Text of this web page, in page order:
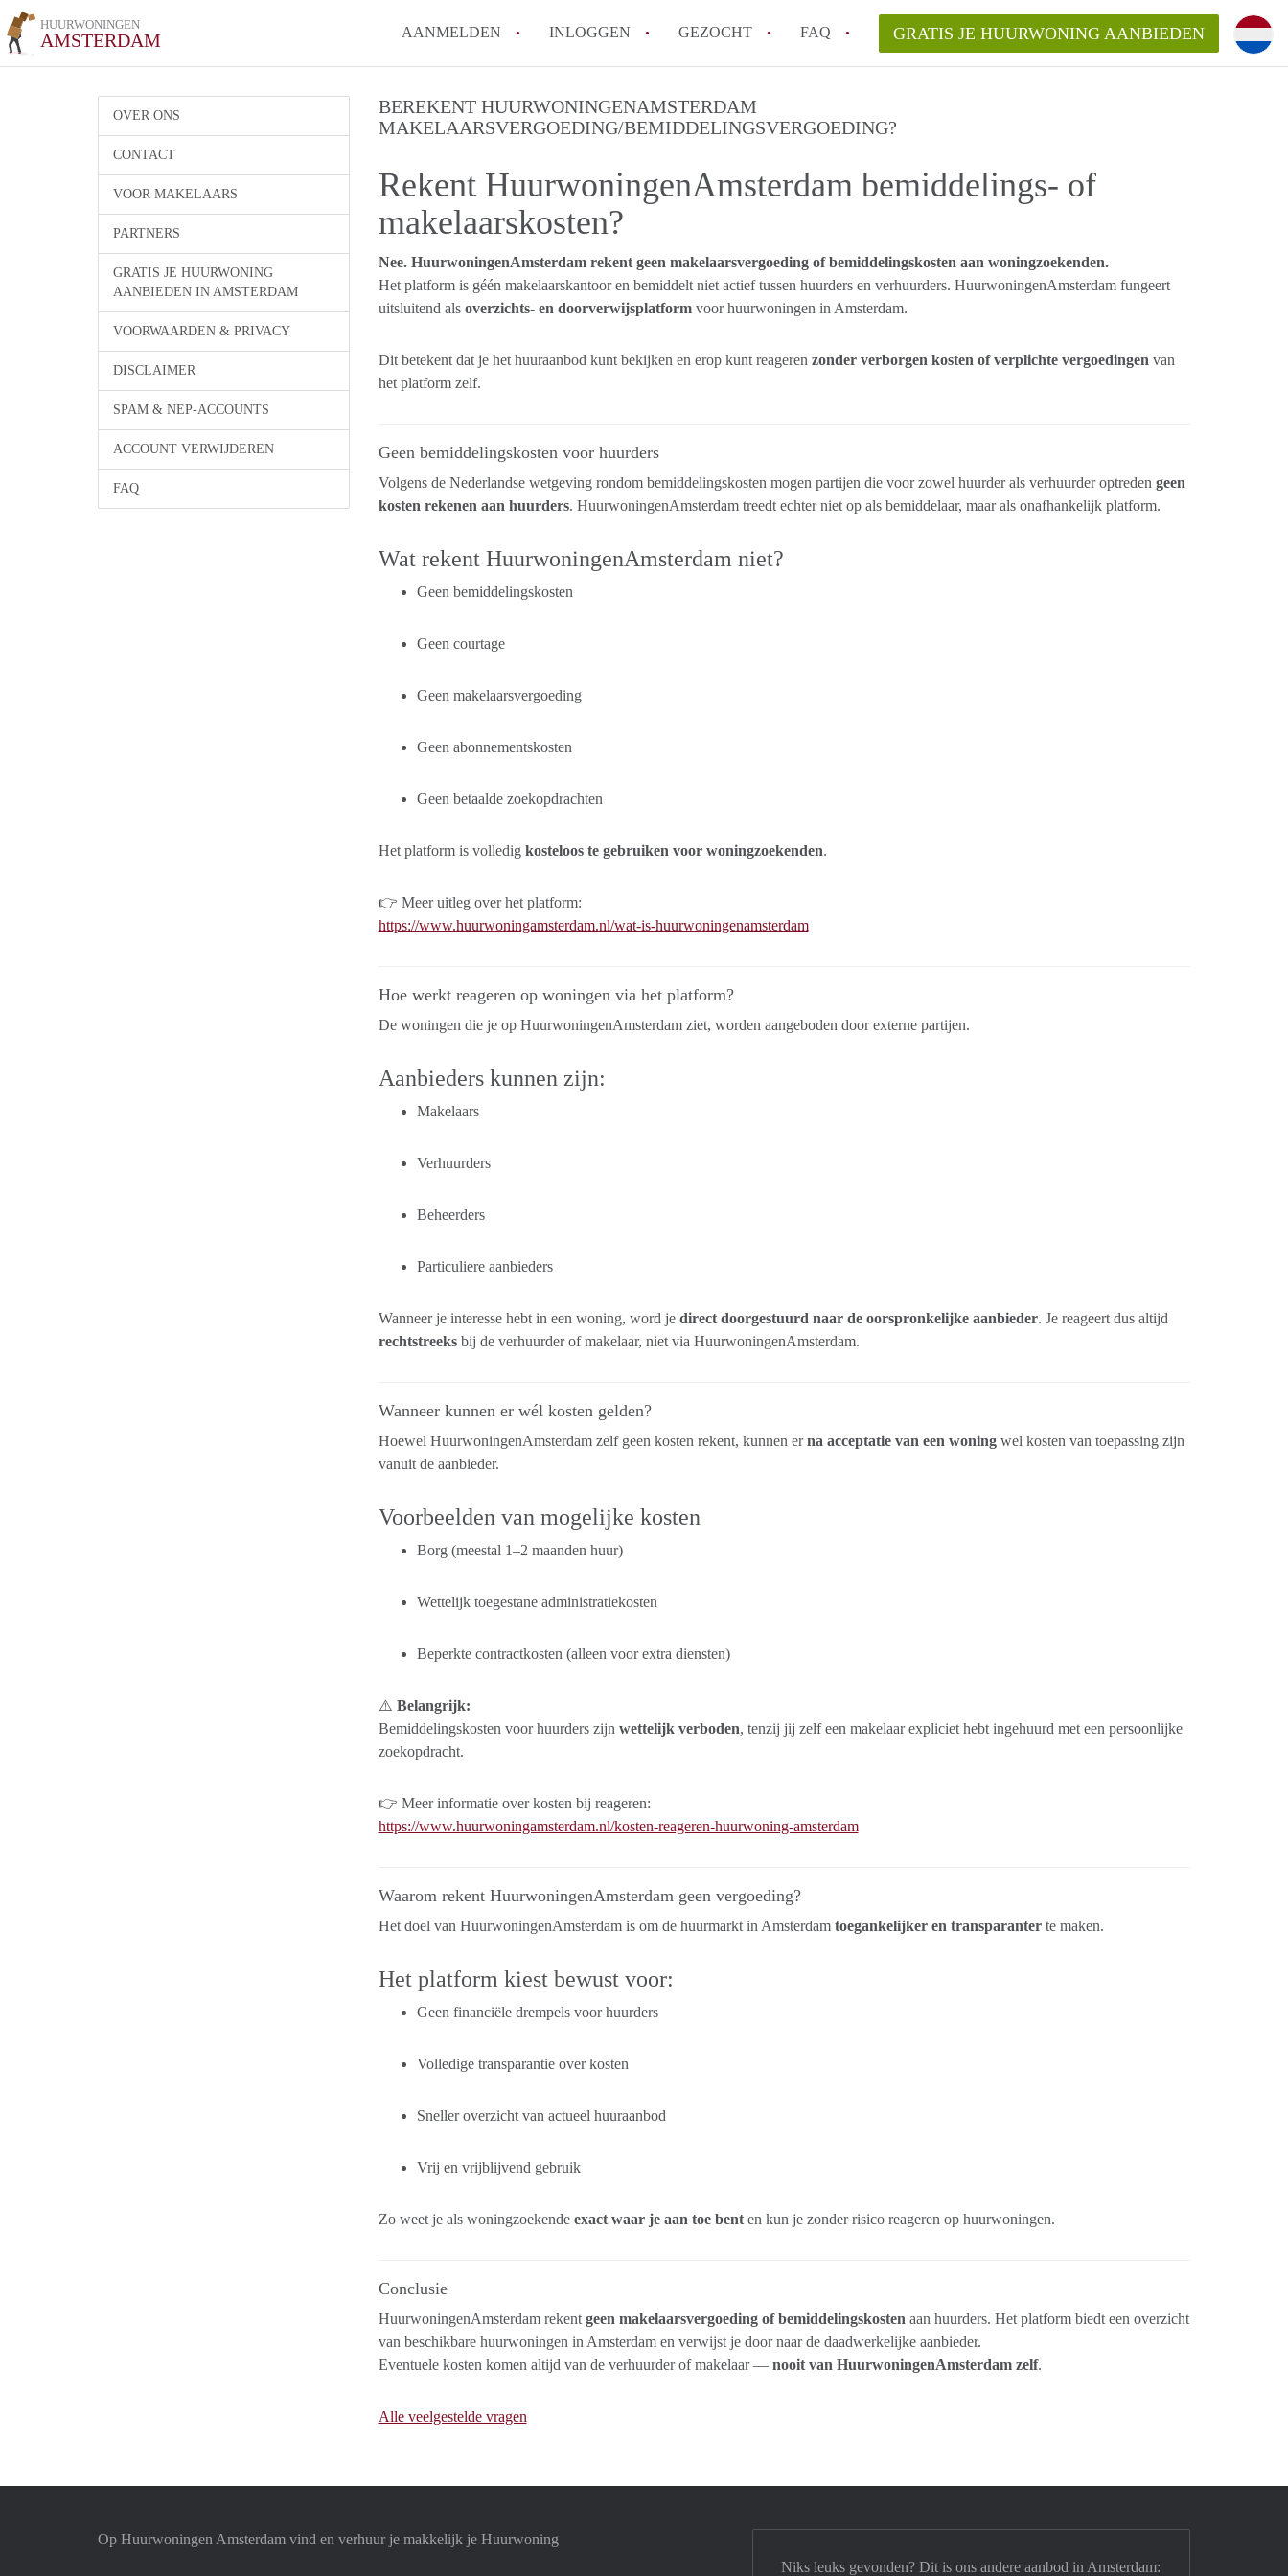
HUURWONINGEN
AMSTERDAM AANMELDEN INLOGGEN GEZOCHT FAQ
Hoe voorkom ik oplichting bij het huren van een woning?
Heb ik recht op huurtoeslag in Amsterdam?
Hoe vind ik snel een huurwoning in Amsterdam?
Alle veelgestelde vragen
GRATIS JE HUURWONING AANBIEDEN
OVER ONS
CONTACT
VOOR MAKELAARS
PARTNERS
GRATIS JE HUURWONING
AANBIEDEN IN AMSTERDAM
VOORWAARDEN & PRIVACY
DISCLAIMER
SPAM & NEP-ACCOUNTS
ACCOUNT VERWIJDEREN
FAQ
BEREKENT HUURWONINGENAMSTERDAM
MAKELAARSVERGOEDING/BEMIDDELINGSVERGOEDING?
Rekent HuurwoningenAmsterdam bemiddelings- of
makelaarskosten?
Nee. HuurwoningenAmsterdam rekent geen makelaarsvergoeding of bemiddelingskosten aan woningzoekenden.
Het platform is géén makelaarskantoor en bemiddelt niet actief tussen huurders en verhuurders. HuurwoningenAmsterdam fungeert
uitsluitend als overzichts- en doorverwijsplatformvoor huurwoningen in Amsterdam.
Dit betekent dat je het huuraanbod kunt bekijken en erop kunt reageren zonder verborgen kosten of verplichte vergoedingen van
het platform zelf.
Geen bemiddelingskosten voor huurders
Volgens de Nederlandse wetgeving rondom bemiddelingskosten mogen partijen die voor zowel huurder als verhuurder optreden geen
kosten rekenen aan huurders. HuurwoningenAmsterdam treedt echter niet op als bemiddelaar, maar als onafhankelijk platform.
Wat rekent HuurwoningenAmsterdam niet?
Geen bemiddelingskosten
Geen courtage
Geen makelaarsvergoeding
Geen abonnementskosten
Geen betaalde zoekopdrachten
Het platform is volledig kosteloos te gebruiken voor woningzoekenden.
👉 Meer uitleg over het platform:
https://www.huurwoningamsterdam.nl/wat-is-huurwoningenamsterdam
Hoe werkt reageren op woningen via het platform?
De woningen die je op HuurwoningenAmsterdam ziet, worden aangeboden door externe partijen.
Aanbieders kunnen zijn:
Makelaars
Verhuurders
Beheerders
Particuliere aanbieders
Wanneer je interesse hebt in een woning, word je direct doorgestuurd naar de oorspronkelijke aanbieder. Je reageert dus altijd
rechtstreeksbij de verhuurder of makelaar, niet via HuurwoningenAmsterdam.
Wanneer kunnen er wél kosten gelden?
Hoewel HuurwoningenAmsterdam zelf geen kosten rekent, kunnen erna acceptatie van een woningwel kosten van toepassing zijn
vanuit de aanbieder.
Voorbeelden van mogelijke kosten
Borg (meestal 1–2 maanden huur)
Wettelijk toegestane administratiekosten
Beperkte contractkosten (alleen voor extra diensten)
⚠️ Belangrijk:
Bemiddelingskosten voor huurders zijn wettelijk verboden, tenzij jij zelf een makelaar expliciet hebt ingehuurd met een persoonlijke
zoekopdracht.
👉 Meer informatie over kosten bij reageren:
https://www.huurwoningamsterdam.nl/kosten-reageren-huurwoning-amsterdam
Waarom rekent HuurwoningenAmsterdam geen vergoeding?
Het doel van HuurwoningenAmsterdam is om de huurmarkt in Amsterdam toegankelijker en transparanterte maken.
Het platform kiest bewust voor:
Geen financiële drempels voor huurders
Volledige transparantie over kosten
Sneller overzicht van actueel huuraanbod
Vrij en vrijblijvend gebruik
Zo weet je als woningzoekende exact waar je aan toe benten kun je zonder risico reageren op huurwoningen.
Conclusie
HuurwoningenAmsterdam rekent geen makelaarsvergoeding of bemiddelingskosten aan huurders. Het platform biedt een overzicht
van beschikbare huurwoningen in Amsterdam en verwijst je door naar de daadwerkelijke aanbieder.
Eventuele kosten komen altijd van de verhuurder of makelaar — nooit van HuurwoningenAmsterdam zelf.
Alle veelgestelde vragen
Op Huurwoningen Amsterdam vind en verhuur je makkelijk je Huurwoning
Niks leuks gevonden? Dit is ons andere aanbod in Amsterdam: